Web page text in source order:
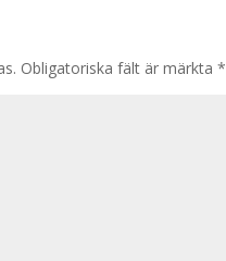
Obligatoriska fält är märkta*